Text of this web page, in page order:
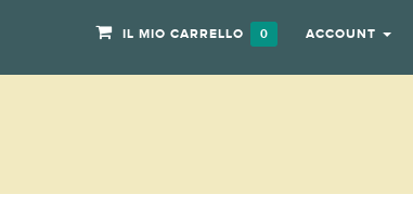
IL MIO CARRELLO 0 ACCOUNT